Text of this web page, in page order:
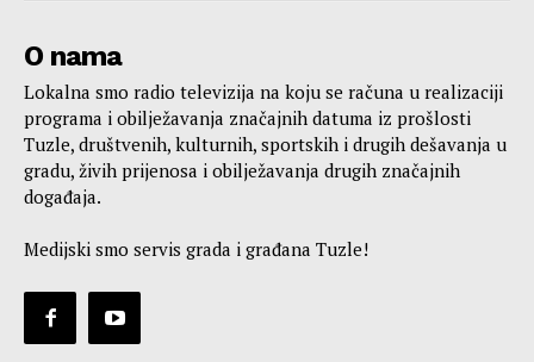
O nama
Lokalna smo radio televizija na koju se računa u realizaciji
programa i obilježavanja značajnih datuma iz prošlosti
Tuzle, društvenih, kulturnih, sportskih i drugih dešavanja u
gradu, živih prijenosa i obilježavanja drugih značajnih
događaja.
Medijski smo servis grada i građana Tuzle!